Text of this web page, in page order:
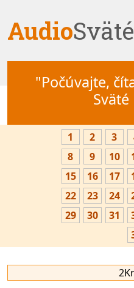
AudioSväté
"Počúvajte,
1 2 3
8
9 10
15
16 17
22
23 24
29
30 31